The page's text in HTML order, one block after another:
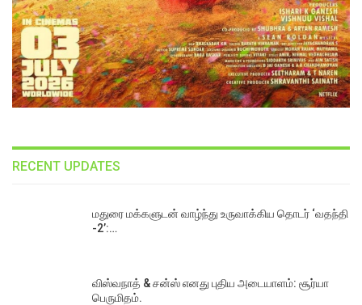
RECENT UPDATES
மதுரை மக்களுடன் வாழ்ந்து உருவாக்கிய தொடர் ‘வதந்தி
-2’:…
விஸ்வநாத் & சன்ஸ் எனது புதிய அடையாளம்: சூர்யா
பெருமிதம்.